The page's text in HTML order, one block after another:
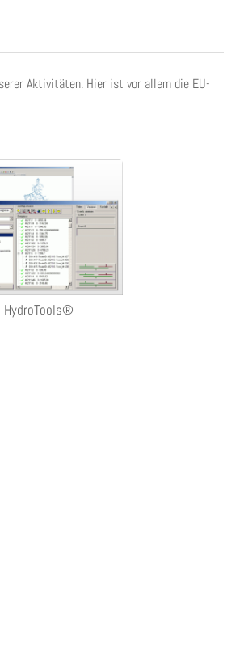
Aktivitäten. Hier ist vor allem die EU-
HydroTools®